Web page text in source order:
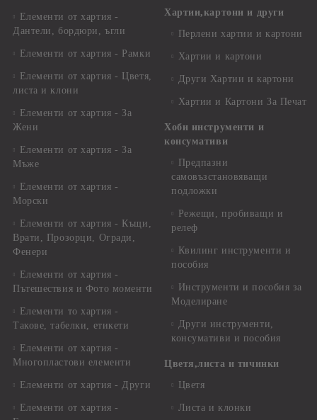
Елементи от хартия -
Дантели, бордюри, ъгли
Елементи от хартия - Рамки
Елементи от хартия - Цветя,
листа и клони
Елементи от хартия - За
Жени
Елементи от хартия - За
Мъже
Елементи от хартия -
Морски
Елементи от хартия - Къщи,
Врати, Прозорци, Огради,
Фенери
Елементи от хартия -
Пътешествия и Фото моменти
Елементи то хартия -
Такове, табелки, етикети
Елементи от хартия -
Многопластови елементи
Елементи от хартия - Други
Елементи от хартия -
Хартии,картони и други
Перлени хартии и картони
Хартии и картони
Други Хартии и картони
Хартии и Картони За Печат
Хоби инструменти и
консумативи
Предпазни
самовъзстановяващи
подложки
Режещи, пробиващи и
релеф
Квилинг инструменти и
пособия
Инструменти и пособия за
Моделиране
Други инструменти,
консумативи и пособия
Цветя,листа и тичинки
Цветя
Листа и клонки